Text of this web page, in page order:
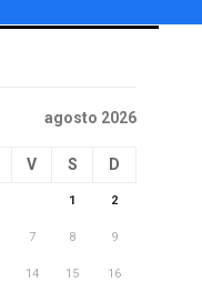
agosto 2026
V S D
1 2
7 8 9
14 15 16